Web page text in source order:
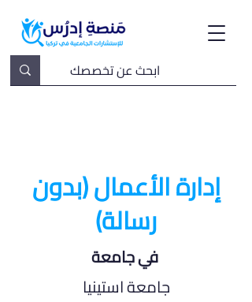
إدارة الأعمال (بدون
رسالة)
في جامعة
جامعة استينيا